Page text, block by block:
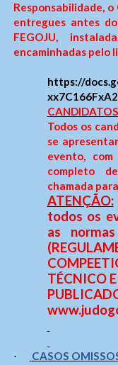
Responsabilidade,
entregues antes
FEGOJU,
encaminhadas pelo
https://
Todos os
se
evento,
completo
chamada
ATENÇÃO:
todos os
as
TÉCNICO
· CASOS